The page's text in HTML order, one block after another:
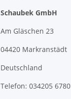
Schaubek GmbH
Am Gläschen 23
04420 Markranstädt
Deutschland
Telefon: 034205 6780